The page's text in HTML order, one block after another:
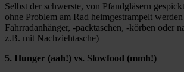
Selbst der schwerste, von Pfandgläsern
ohne Problem am Rad heimgestrampelt
Fahrradanhänger, -packtaschen, -körben oder
z.B. mit Nachziehtasche)
5. Hunger (aah!) vs. Slowfood (mmh!)